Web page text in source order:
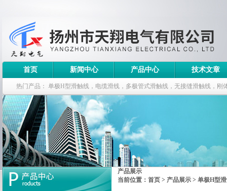
首页 新闻中心 产品中心 技术文章
热门产品： 单极H型滑触线，电缆滑线，多极管式滑触线，无接缝滑触线，刚
钢电缆滑车
产品展示
当前位置： 首页 > 产品展示 > 单极H型